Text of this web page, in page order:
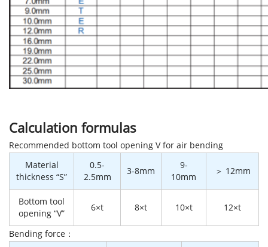
Calculation formulas
Recommended bottom tool opening V for air bending
Material
thickness “S”
0.5-
2.5mm
3-8mm
9-
10mm
＞ 12mm
Bottom tool
opening “V”
6×t 8×t 10×t 12×t
Bending force：